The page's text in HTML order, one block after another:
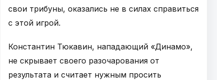
свои трибуны, оказались не в силах справиться
с этой игрой.
Константин Тюкавин, нападающий «Динамо»,
не скрывает своего разочарования от
результата и считает нужным просить